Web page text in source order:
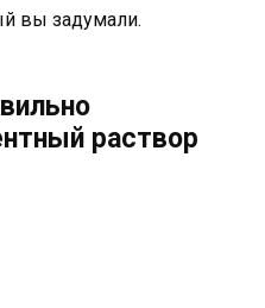
вы задумали.
раствор